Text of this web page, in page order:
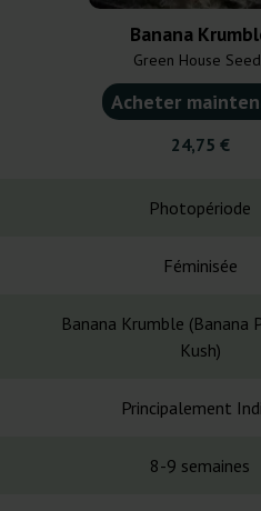
Banana
Green House
Acheter
24,75 €
Photopériode
Féminisée
Banana Krumble (Banana
Kush)
Principalement
8-9 semaines